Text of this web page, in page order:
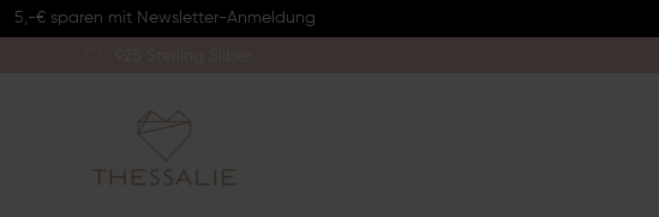
5,-€ sparen mit Newsletter-Anmeldung